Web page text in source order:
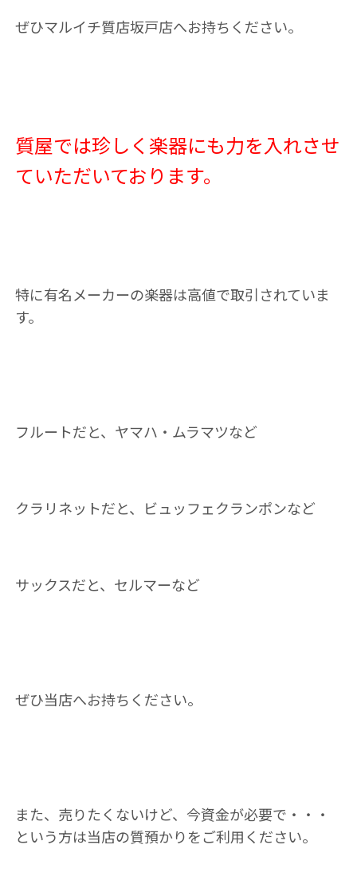
ぜひマルイチ質店坂戸店へお持ちください。
質屋では珍しく楽器にも力を入れさせ
ていただいております。
特に有名メーカーの楽器は高値で取引されていま
す。
フルートだと、ヤマハ・ムラマツなど
クラリネットだと、ビュッフェクランポンなど
サックスだと、セルマーなど
ぜひ当店へお持ちください。
また、売りたくないけど、今資金が必要で・・・
という方は当店の質預かりをご利用ください。